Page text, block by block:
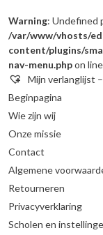
Warning: Undefined
/var/www/vhosts/
content/plugins/
nav-menu.phpon line
Mijn verlanglijst –
Beginpagina
Wie zijn wij
Onze missie
Contact
Algemene
Retourneren
Privacyverklaring
Scholen en